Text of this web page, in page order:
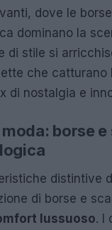
dove le
dominano la
di stile si
che catturano
di nostalgia e
borse e
distintive
di borse e
lussuoso. I